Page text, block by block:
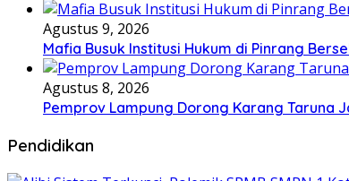
Agustus 9, 2026
Mafia Busuk Institusi Hukum di Pinrang
Agustus 8, 2026
Pemprov Lampung Dorong Karang Taruna
Pendidikan